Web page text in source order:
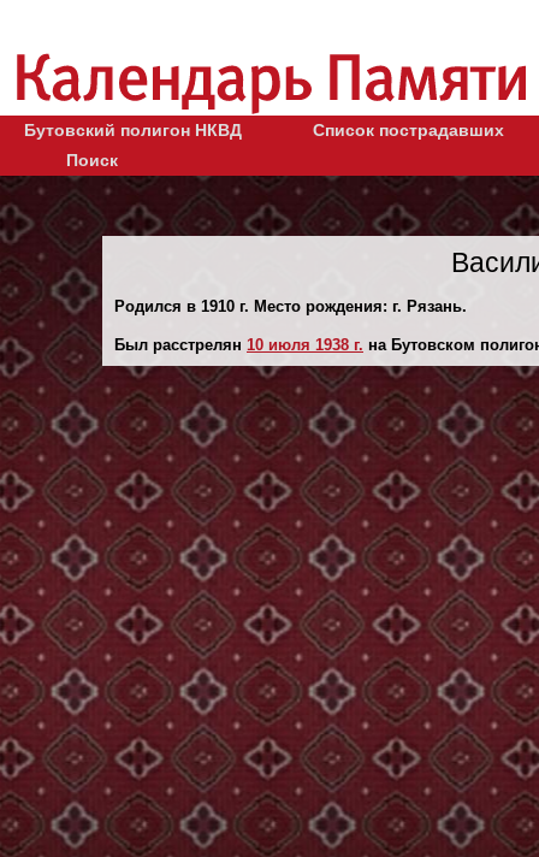
Бутовский полигон НКВД
Список пострадавших
Поиск
Родился в 1910 г. Место рождения: г. Рязань.
Был расстрелян 10 июля 1938 г. на Бутовском